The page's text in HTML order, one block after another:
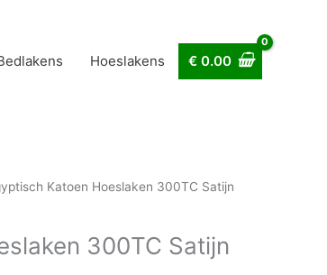
Hoeslakens € 0.00
Katoen Hoeslaken 300TC Satijn
300TC Satijn